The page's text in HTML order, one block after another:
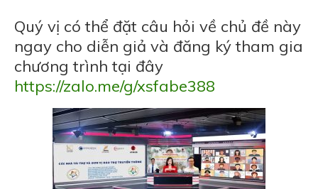
Quý vị có thể đặt câu hỏi về chủ đề này
ngay cho diễn giả và đăng ký tham gia
chương trình tại đây
https://zalo.me/g/xsfabe388